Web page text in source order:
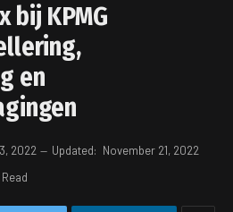
bij KPMG
en
2022 Updated: November 21, 2022